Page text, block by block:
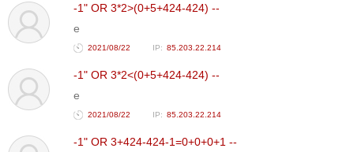
-1" OR 3*2>(0+5+424-424) --
e
2021/08/22 85.203.22.214
-1" OR 3*2<(0+5+424-424) --
e
2021/08/22 85.203.22.214
-1" OR 3+424-424-1=0+0+0+1 --